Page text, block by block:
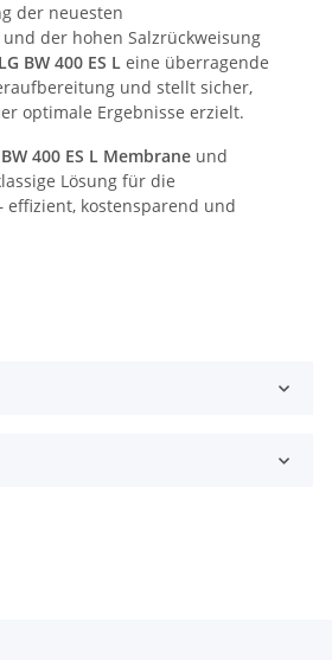
der neuesten
der hohen Salzrückweisung
LG BW 400 ES L eine überragende
und stellt sicher,
optimale Ergebnisse erzielt.
400 ES L Membrane und
Lösung für die
effizient, kostensparend und